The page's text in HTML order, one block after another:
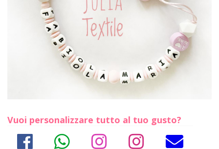
Vuoi personalizzare tutto al tuo gusto?